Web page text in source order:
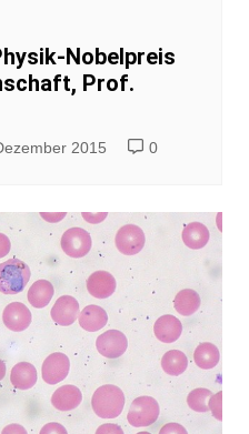
Nobelpreis
Prof.
2015 0